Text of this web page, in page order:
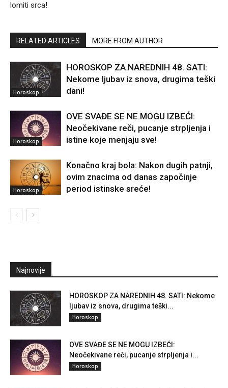
lomiti srca!
RELATED ARTICLES MORE FROM AUTHOR
Horoskop
HOROSKOP ZA NAREDNIH 48. SATI:
Nekome ljubav iz snova, drugima teški
dani!
Horoskop
OVE SVAĐE SE NE MOGU IZBEĆI:
Neočekivane reči, pucanje strpljenja i
istine koje menjaju sve!
Horoskop
Konačno kraj bola: Nakon dugih patnji,
ovim znacima od danas započinje
period istinske sreće!
Najnovije
HOROSKOP ZA NAREDNIH 48. SATI: Nekome
ljubav iz snova, drugima teški...
Horoskop
OVE SVAĐE SE NE MOGU IZBEĆI:
Neočekivane reči, pucanje strpljenja i...
Horoskop